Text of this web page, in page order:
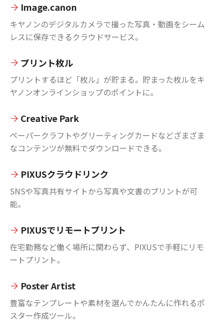
Image.canon
キヤノンのデジタルカメラで撮った写真・動画をシーム
レスに保存できるクラウドサービス。
プリント枚ル
プリントするほど「枚ル」が貯まる。貯まった枚ルをキ
ヤノンオンラインショップのポイントに。
Creative Park
ペーパークラフトやグリーティングカードなどざまざま
なコンテンツが無料でダウンロードできる。
PIXUSクラウドリンク
SNSや写真共有サイトから写真や文書のプリントが可
能。
PIXUSでリモートプリント
在宅勤務など働く場所に関わらず、PIXUSで手軽にリモ
ートプリント。
Poster Artist
豊富なテンプレートや素材を選んでかんたんに作れるポ
スター作成ツール。